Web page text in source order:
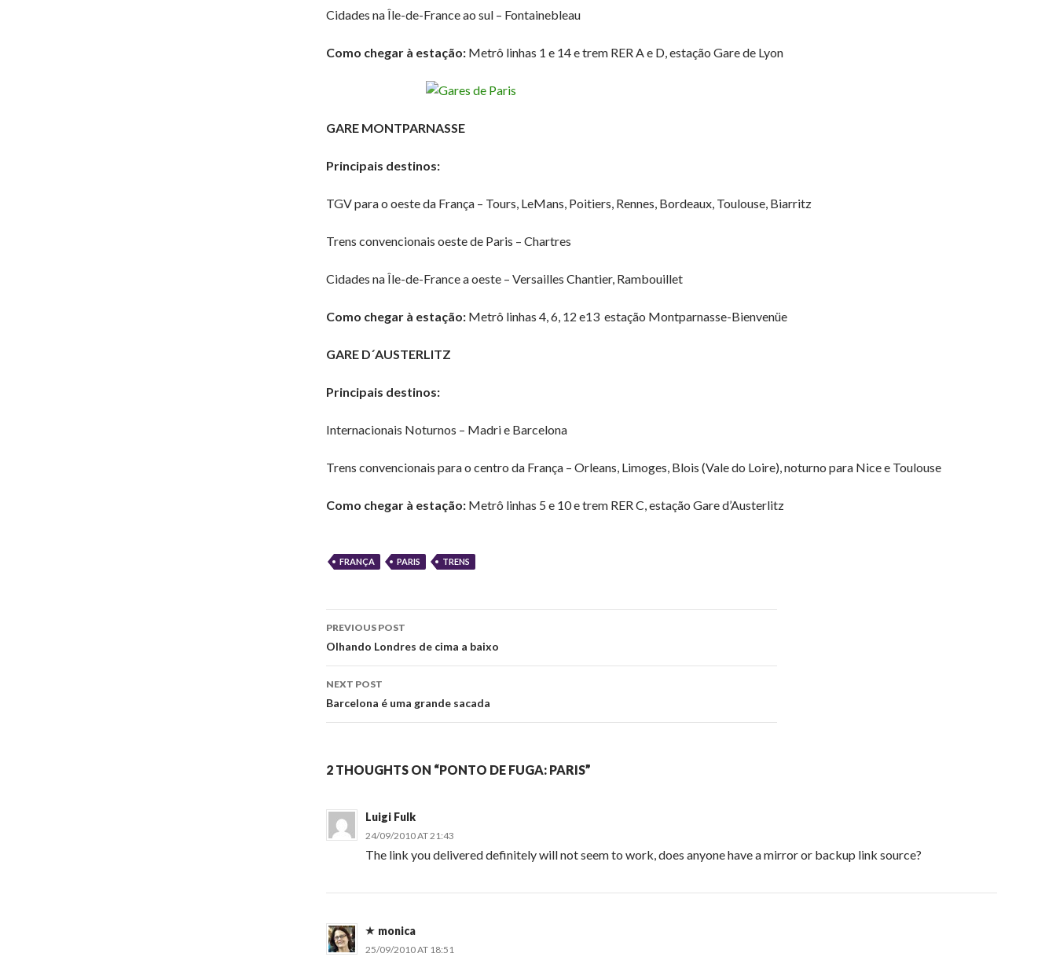
Cidades na Île-de-France ao sul – Fontainebleau
Como chegar à estação: Metrô linhas 1 e 14 e trem RER A e D, estação Gare de Lyon
GARE MONTPARNASSE
Principais destinos:
TGV para o oeste da França – Tours, LeMans, Poitiers, Rennes, Bordeaux, Toulouse, Biarritz
Trens convencionais oeste de Paris – Chartres
Cidades na Île-de-France a oeste – Versailles Chantier, Rambouillet
Como chegar à estação: Metrô linhas 4, 6, 12 e13 estação Montparnasse-Bienvenüe
GARE D´AUSTERLITZ
Principais destinos:
Internacionais Noturnos – Madri e Barcelona
Trens convencionais para o centro da França – Orleans, Limoges, Blois (Vale do Loire), noturno para Nice e Toulouse
Como chegar à estação: Metrô linhas 5 e 10 e trem RER C, estação Gare d’Austerlitz
FRANÇA PARIS TRENS
Post
navigation
PREVIOUS POST
Olhando Londres de cima a baixo
NEXT POST
Barcelona é uma grande sacada
2 THOUGHTS ON “PONTO DE FUGA: PARIS”
Luigi Fulk
24/09/2010 AT 21:43
The link you delivered definitely will not seem to work, does anyone have a mirror or backup link source?
monica
25/09/2010 AT 18:51